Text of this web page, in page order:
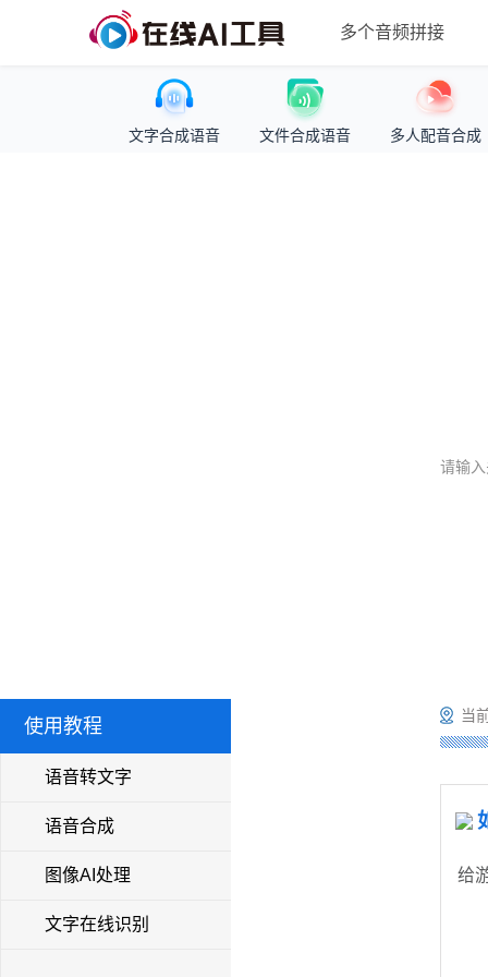
多个音频拼接
文字合成语音 文件合成语音 多人配音合成
使用教程
语音转文字
语音合成
图像AI处理
文字在线识别
当
给